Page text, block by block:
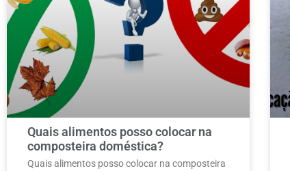
Quais alimentos posso colocar na
composteira doméstica?
Quais alimentos posso colocar na composteira